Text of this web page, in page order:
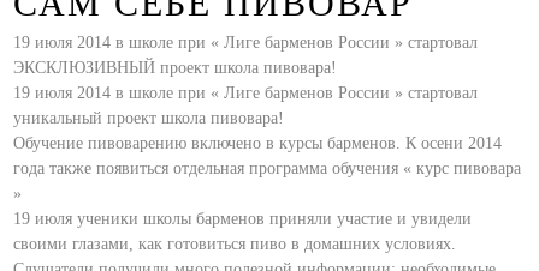
19 июля 2014 в школе при « Лиге барменов России » стартовал
ЭКСКЛЮЗИВНЫЙ проект школа пивовара!
19 июля 2014 в школе при « Лиге барменов России » стартовал
уникальный проект школа пивовара!
Обучение пивоварению включено в курсы барменов. К осени 2014
года также появиться отдельная программа обучения « курс пивовара
»
19 июля ученики школы барменов приняли участие и увидели
своими глазами, как готовиться пиво в домашних условиях.